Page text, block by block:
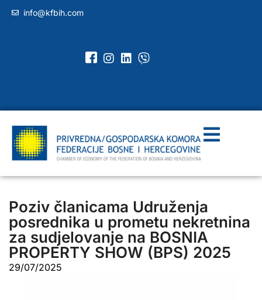
info@kfbih.com
Poziv članicama Udruženja
posrednika u prometu nekretnina
za sudjelovanje na BOSNIA
PROPERTY SHOW (BPS) 2025
29/07/2025